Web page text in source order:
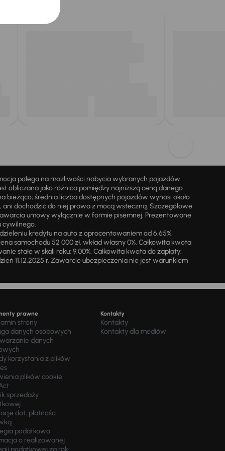
polega na możliwości nabycia wybranych pojazdów
obliczana jako różnica pomiędzy najniższą ceną danego
bieżąco; średnia liczba dostępnych pojazdów wynosi około
dochodzić do niej prawa z mocą wsteczną. Szczegółowe
umowy wyłącznie w formie pisemnej. Prezentowane
cywilnego.
kredytu na auto z oprocentowaniem od 6,65%.
samochodu 52 000 zł, wkład własny 0%. Całkowita kwota
stałe w skali roku: 9,00%. Całkowita kwota do zapłaty:
11.12.2025 r. Zawarcie ubezpieczenia nie jest warunkiem
prawne
strony
danych osobowych
danych
korzystania z plików
plików cookie
sprzedaży
dot. płatności
podatkowa
o realizowanej
podatkowej za rok
Kontakty
Kontakty
Kontakty dla mediów